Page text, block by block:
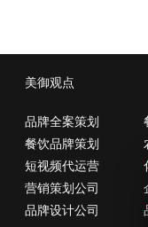
美御观点
品牌全案策划
餐饮品牌策划
短视频代运营
营销策划公司
品牌设计公司